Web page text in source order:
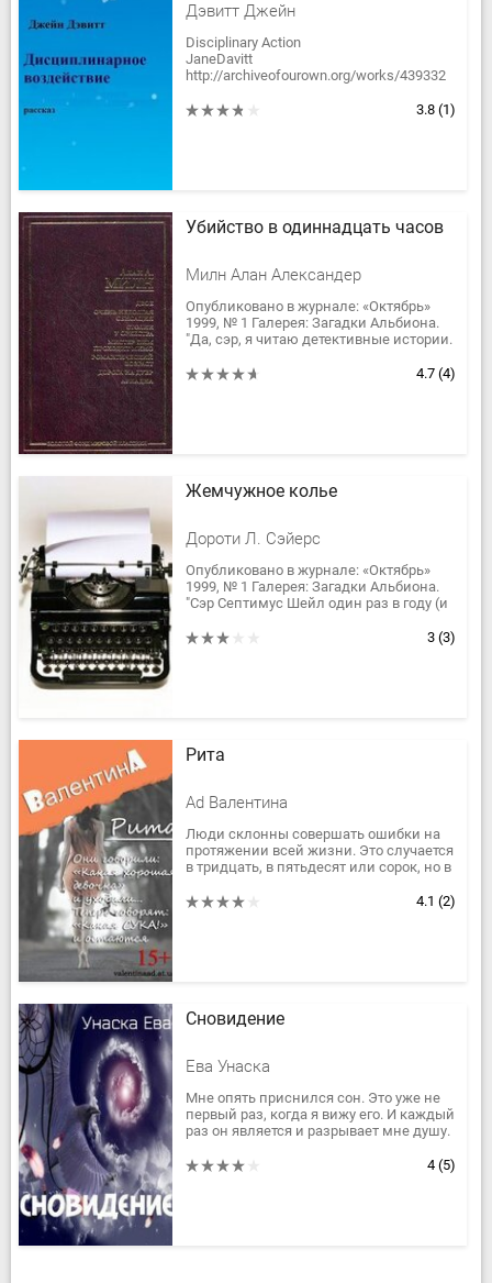
Дэвитт Джейн
Disciplinary Action
JaneDavitt
http://archiveofourown.org/works/439332
3.8 (1)
Убийство в одиннадцать часов
Милн Алан Александер
Опубликовано в журнале: «Октябрь»
1999, № 1 Галерея: Загадки Альбиона.
"Да, сэр, я читаю детективные истории.
вам, что не берут их в...
4.7 (4)
Жемчужное колье
Дороти Л. Сэйерс
Опубликовано в журнале: «Октябрь»
1999, № 1 Галерея: Загадки Альбиона.
"Сэр Септимус Шейл один раз в году (и
на своем. Все...
3 (3)
Рита
Ad Валентина
Люди склонны совершать ошибки на
протяжении всей жизни. Это случается
в тридцать, в пятьдесят или сорок, но в
гораздо...
4.1 (2)
Сновидение
Ева Унаска
Мне опять приснился сон. Это уже не
первый раз, когда я вижу его. И каждый
раз он является и разрывает мне душу.
него. Но это...
4 (5)